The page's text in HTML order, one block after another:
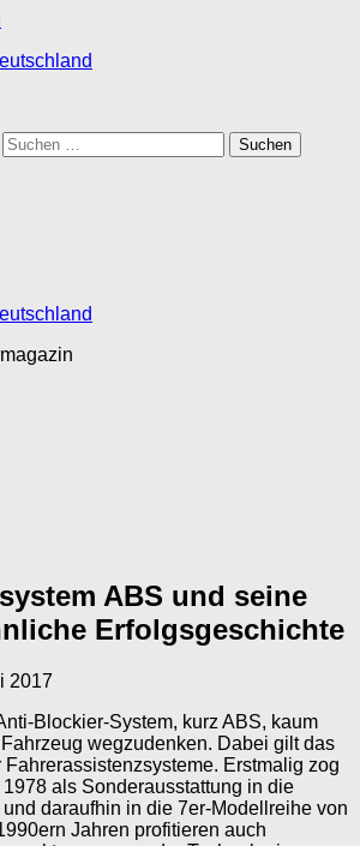
ABS und seine
Erfolgsgeschichte
2017
Blockier-System, kurz ABS, kaum
wegzudenken. Dabei gilt das
Erstmalig zog
als Sonderausstattung in die
daraufhin in die 7er-Modellreihe von
Jahren profitieren auch